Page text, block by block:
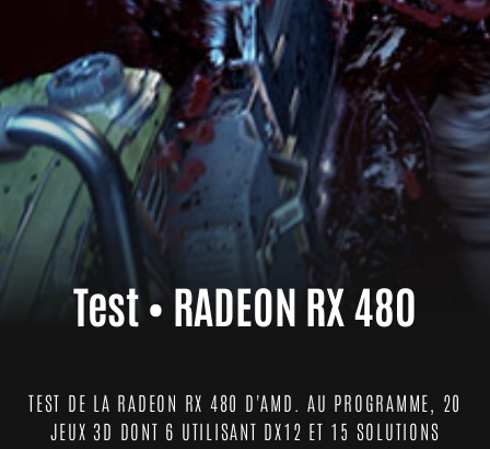
Test • RADEON RX 480
TEST DE LA RADEON RX 480 D'AMD. AU PROGRAMME, 20
JEUX 3D DONT 6 UTILISANT DX12 ET 15 SOLUTIONS